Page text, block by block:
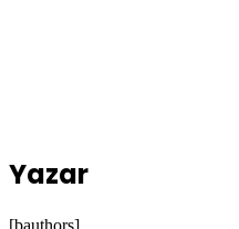
Yazar
[bauthors]